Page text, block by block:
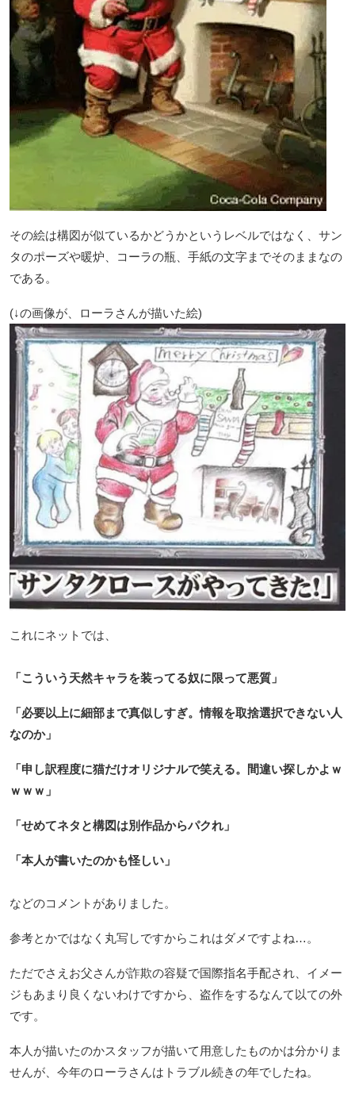
その絵は構図が似ているかどうかというレベルではなく、サン
タのポーズや暖炉、コーラの瓶、手紙の文字までそのままなの
である。
(↓の画像が、ローラさんが描いた絵)
これにネットでは、
「こういう天然キャラを装ってる奴に限って悪質」
「必要以上に細部まで真似しすぎ。情報を取捨選択できない人
なのか」
「申し訳程度に猫だけオリジナルで笑える。間違い探しかよｗ
ｗｗｗ」
「せめてネタと構図は別作品からパクれ」
「本人が書いたのかも怪しい」
などのコメントがありました。
参考とかではなく丸写しですからこれはダメですよね…。
ただでさえお父さんが詐欺の容疑で国際指名手配され、イメー
ジもあまり良くないわけですから、盗作をするなんて以ての外
です。
本人が描いたのかスタッフが描いて用意したものかは分かりま
せんが、今年のローラさんはトラブル続きの年でしたね。